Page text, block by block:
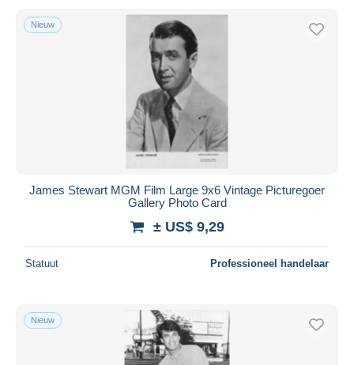
Nieuw
James Stewart MGM Film Large 9x6 Vintage Picturegoer
Gallery Photo Card
± US$ 9,29
Statuut Professioneel handelaar
Nieuw